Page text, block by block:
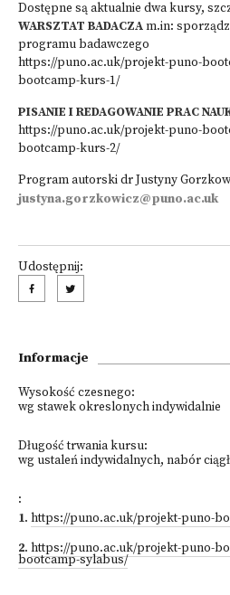
Dostępne są aktualnie dwa kursy,
WARSZTAT BADACZAm.in:
programu badawczego
https://puno.ac.uk/projekt-puno-
bootcamp-kurs-1/
PISANIE I REDAGOWANIE PRAC
https://puno.ac.uk/projekt-puno-
bootcamp-kurs-2/
Program autorski dr Justyny
justyna.gorzkowicz@puno.ac.uk
Udostępnij:
Informacje
Wysokość czesnego:
wg stawek okreslonych indywidalnie
Długość trwania kursu:
wg ustaleń indywidalnych, nabór
:
1. https://puno.ac.uk/projekt-puno-
2. https://puno.ac.uk/projekt-puno-
bootcamp-sylabus/